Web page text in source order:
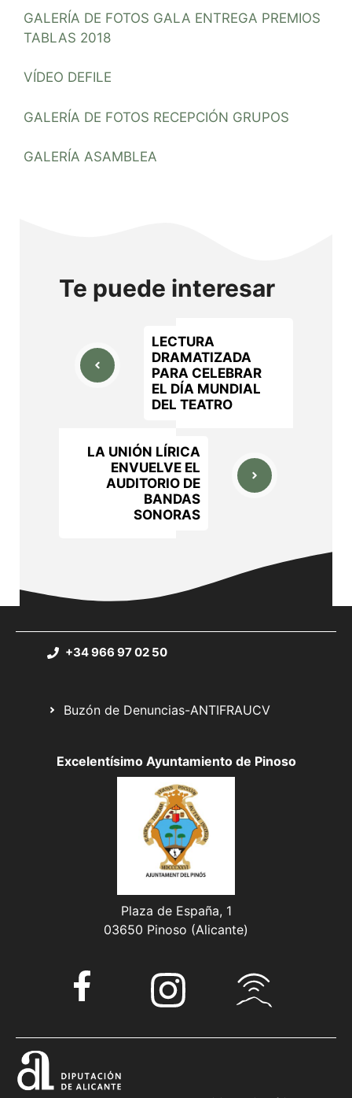
GALERÍA DE FOTOS GALA ENTREGA PREMIOS
TABLAS 2018
VÍDEO DEFILE
GALERÍA DE FOTOS RECEPCIÓN GRUPOS
GALERÍA ASAMBLEA
Te puede interesar
LECTURA
DRAMATIZADA
PARA CELEBRAR
EL DÍA MUNDIAL
DEL TEATRO
LA UNIÓN LÍRICA
ENVUELVE EL
AUDITORIO DE
BANDAS
SONORAS
+34 966 97 02 50
Buzón de Denuncias-ANTIFRAUCV
Excelentísimo Ayuntamiento de Pinoso
Plaza de España, 1
03650 Pinoso (Alicante)